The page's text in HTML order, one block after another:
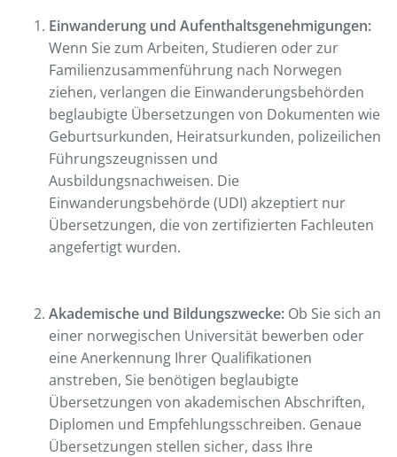
Einwanderung und Aufenthaltsgenehmigungen:
Wenn Sie zum Arbeiten, Studieren oder zur
Familienzusammenführung nach Norwegen
ziehen, verlangen die Einwanderungsbehörden
beglaubigte Übersetzungen von Dokumenten wie
Geburtsurkunden, Heiratsurkunden, polizeilichen
Führungszeugnissen und
Ausbildungsnachweisen. Die
Einwanderungsbehörde (UDI) akzeptiert nur
Übersetzungen, die von zertifizierten Fachleuten
angefertigt wurden.
Akademische und Bildungszwecke: Ob Sie sich an
einer norwegischen Universität bewerben oder
eine Anerkennung Ihrer Qualifikationen
anstreben, Sie benötigen beglaubigte
Übersetzungen von akademischen Abschriften,
Diplomen und Empfehlungsschreiben. Genaue
Übersetzungen stellen sicher, dass Ihre